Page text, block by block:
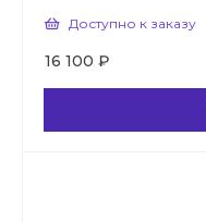
Доступно к заказу
16 100 ₽